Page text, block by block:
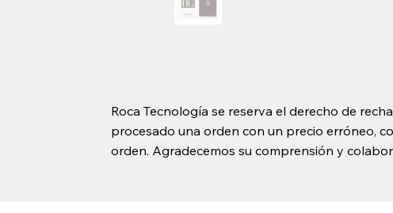
Roca Tecnología se reserva el derecho de
procesado una orden con un precio erróneo,
orden. Agradecemos su comprensión y